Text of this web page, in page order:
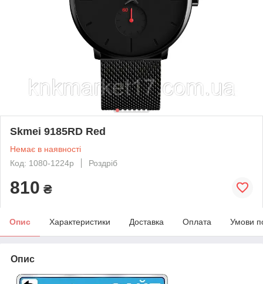
Skmei 9185RD Red
Немає в наявності
Код: 1080-1224р
Роздріб
810 ₴
Опис Характеристики Доставка Оплата Умови
Опис